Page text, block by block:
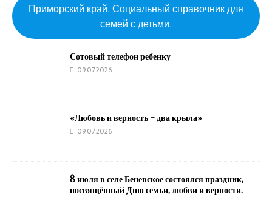
Приморский край. Социальный справочник для
семей с детьми.
Сотовый телефон ребенку
09.07.2026
«Любовь и верность – два крыла»
09.07.2026
8 июля в селе Беневское состоялся праздник,
посвящённый Дню семьи, любви и верности.